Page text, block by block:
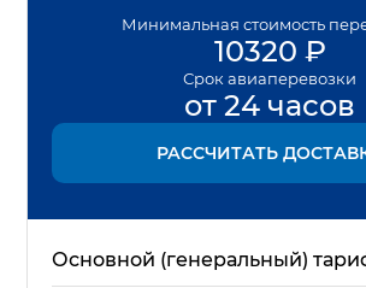
Минимальная стоимость
10320 ₽
Срок авиаперевозки
от 24 часов
РАССЧИТАТЬ
Основной (генеральный)